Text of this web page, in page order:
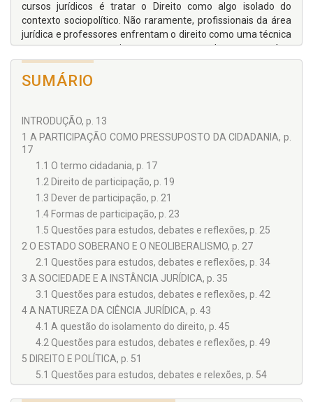
cursos jurídicos é tratar o Direito como algo isolado do
contexto sociopolítico. Não raramente, profissionais da área
jurídica e professores enfrentam o direito como uma técnica
que se esgota em si mesma, esquecendo o seu caráter
meramente instrumental enquanto meio a serviços da
justiça e do bem. O núcleo central deste livro consiste na
consciente e a do sentimento de justiça social. Isso implica
compreender o Direito não de forma fragmentada, isolada,
apenas como mecanismo de controle social, mas
principalmente como possibilidade instrumental para um
mundo mais feliz e solidário. Portanto, a partir de um
posicionamento crítico e dialético, o trabalho pretende
inscrever o direito dentro do mundo vivo e dinâmico que é a
sociedade humana concreta. Não se satisfaz, por
conseguinte, em considerar as normas jurídicas como algo
dado, estático e petrificado. Pelo contrário, pautado numa
postura de permanente inquietação, procura indagar os
critérios, os valores que presidiram a construção do Direito
SUMÁRIO
INTRODUÇÃO, p. 13
1 A PARTICIPAÇÃO COMO PRESSUPOSTO DA CIDADANIA, p.
17
1.1 O termo cidadania, p. 17
1.2 Direito de participação, p. 19
1.3 Dever de participação, p. 21
1.4 Formas de participação, p. 23
1.5 Questões para estudos, debates e reflexões, p. 25
2 O ESTADO SOBERANO E O NEOLIBERALISMO, p. 27
2.1 Questões para estudos, debates e reflexões, p. 34
3 A SOCIEDADE E A INSTÂNCIA JURÍDICA, p. 35
3.1 Questões para estudos, debates e reflexões, p. 42
4 A NATUREZA DA CIÊNCIA JURÍDICA, p. 43
4.1 A questão do isolamento do direito, p. 45
4.2 Questões para estudos, debates e reflexões, p. 49
5 DIREITO E POLÍTICA, p. 51
5.1 Questões para estudos, debates e relexões, p. 54